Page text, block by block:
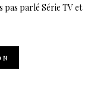
pas parlé Série TV et